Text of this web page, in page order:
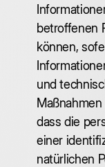
betroffenen
können,
und
dass die
einer
natürlichen